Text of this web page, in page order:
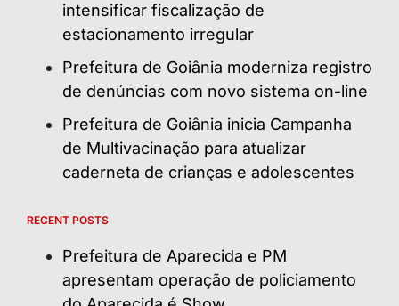
intensificar fiscalização de
estacionamento irregular
Prefeitura de Goiânia moderniza registro
de denúncias com novo sistema on-line
Prefeitura de Goiânia inicia Campanha
de Multivacinação para atualizar
caderneta de crianças e adolescentes
RECENT POSTS
Prefeitura de Aparecida e PM
apresentam operação de policiamento